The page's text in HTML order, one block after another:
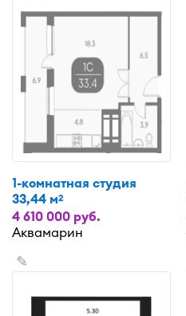
1-комнатная студия
33,44 м2
4 610 000 руб.
Аквамарин
✎